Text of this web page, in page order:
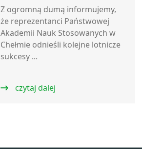
Z ogromną dumą informujemy,
że reprezentanci Państwowej
Akademii Nauk Stosowanych w
Chełmie odnieśli kolejne lotnicze
sukcesy ...
czytaj dalej